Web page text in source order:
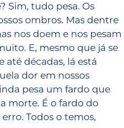
Sim, tudo pesa. Os
ombros. Mas dentre
nos doem e nos pesam
E, mesmo que já se
até décadas, lá está
dor em nossos
pesa um fardo que
morte. É o fardo do
Todos o temos,